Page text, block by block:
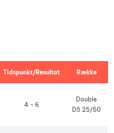
Tidspunkt/Resultat Række
4 - 6
Double
D5 25/50